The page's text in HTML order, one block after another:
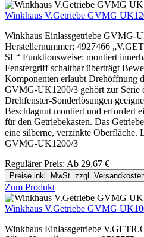
Winkhaus V.Getriebe GVMG
Winkhaus Einlassgetriebe GVMG-
Herstellernummer: 4927466
SL“ Funktionsweise: montiert
Fenstergriff schaltbar überträgt
Komponenten erlaubt Drehöffnung
GVMG-UK1200/3 gehört zur Serie
Drehfenster-Sonderlösungen
Beschlagnut montiert und erfordert
für den Getriebekasten. Das
eine silberne, verzinkte Oberfläche.
GVMG-UK1200/3
Regulärer Preis: Ab 29,67 €
Preise inkl. MwSt. zzgl.
Zum Produkt
Winkhaus V.Getriebe GVMG
Winkhaus Einlassgetriebe